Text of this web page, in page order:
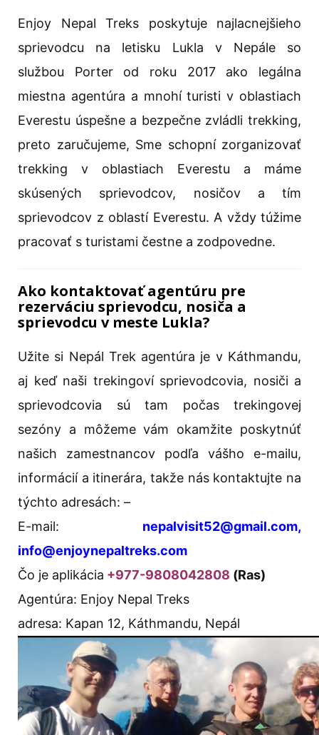
Enjoy Nepal Treks poskytuje najlacnejšieho
sprievodcu na letisku Lukla v Nepále so
službou Porter od roku 2017 ako legálna
miestna agentúra a mnohí turisti v oblastiach
Everestu úspešne a bezpečne zvládli trekking,
preto zaručujeme, Sme schopní zorganizovať
trekking v oblastiach Everestu a máme
skúsených sprievodcov, nosičov a tím
sprievodcov z oblastí Everestu. A vždy túžime
pracovať s turistami čestne a zodpovedne.
Ako kontaktovať agentúru pre
rezerváciu sprievodcu, nosiča a
sprievodcu v meste Lukla?
Užite si Nepál Trek agentúra je v Káthmandu,
aj keď naši trekingoví sprievodcovia, nosiči a
sprievodcovia sú tam počas trekingovej
sezóny a môžeme vám okamžite poskytnúť
našich zamestnancov podľa vášho e-mailu,
informácií a itinerára, takže nás kontaktujte na
týchto adresách: –
E-mail: nepalvisit52@gmail.com,
info@enjoynepaltreks.com
Čo je aplikácia +977-9808042808 (Ras)
Agentúra: Enjoy Nepal Treks
adresa: Kapan 12, Káthmandu, Nepál